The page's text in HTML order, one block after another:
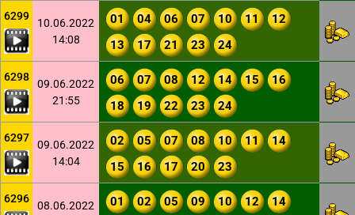
6299
10.06.2022
14:08
01 04 06 07 10 11
12
13
17 21 23 24
6298
09.06.2022
21:55
06 07 08 12 14 15
16
18
19 22 23 24
6297
09.06.2022
14:04
02 05 07 08 10 11
14
15
16 17 20 23
6296
08.06.2022
01 02 05 09 10 12
14